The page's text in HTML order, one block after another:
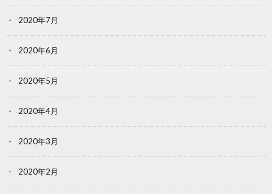
2020年7月
2020年6月
2020年5月
2020年4月
2020年3月
2020年2月